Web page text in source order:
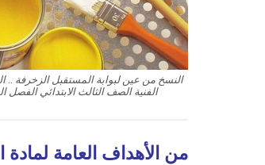
النسخ من عين لبوابة المستقبل الزخرفة ..
الفنية الصف الثالث الابتدائي الفصل
من الأهداف العامة لمادة